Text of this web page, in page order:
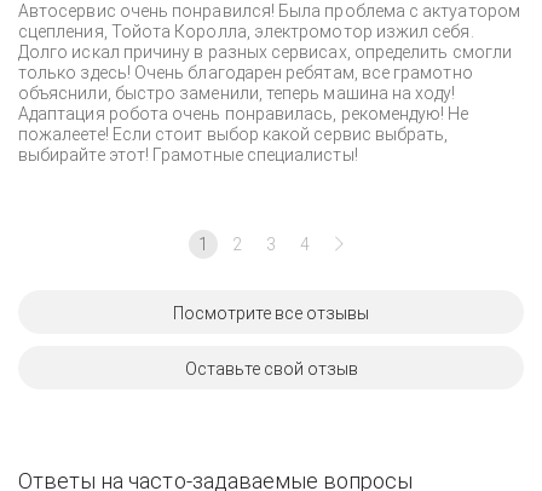
Автосервис очень понравился! Была проблема с актуатором
сцепления, Тойота Королла, электромотор изжил себя.
Долго искал причину в разных сервисах, определить смогли
только здесь! Очень благодарен ребятам, все грамотно
объяснили, быстро заменили, теперь машина на ходу!
Адаптация робота очень понравилась, рекомендую! Не
пожалеете! Если стоит выбор какой сервис выбрать,
выбирайте этот! Грамотные специалисты!
1 2 3 4
Посмотрите все отзывы
Оставьте свой отзыв
Ответы на часто-задаваемые вопросы